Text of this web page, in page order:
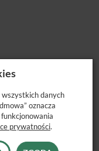
wszystkich danych
oznacza
prywatności.